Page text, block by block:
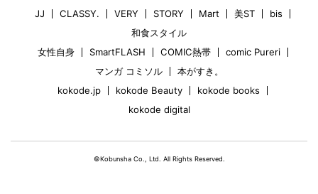
JJ CLASSY. VERY STORY Mart 美ST
bis
和食スタイル
女性自身
SmartFLASH COMIC熱帯
comic Pureri
マンガ コミソル
本がすき。
kokode.jp
kokode Beauty
kokode books
kokode digital
©Kobunsha Co., Ltd. All Rights Reserved.